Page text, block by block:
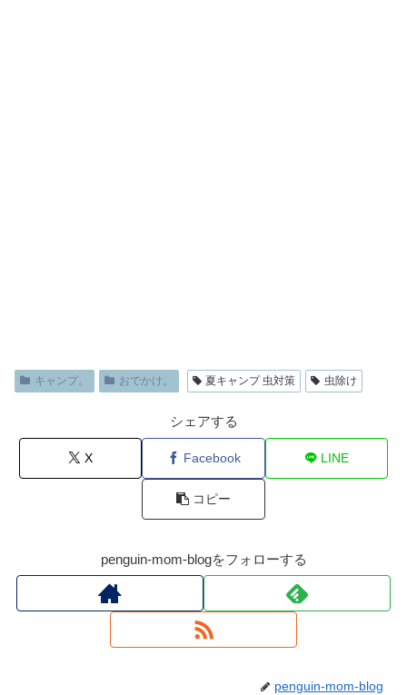
キャンプ。 おでかけ。 夏キャンプ 虫対策 虫除け
シェアする
X Facebook LINE
コピー
penguin-mom-blogをフォローする
penguin-mom-blog